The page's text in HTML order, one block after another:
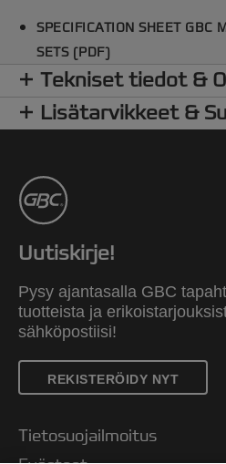
SPECIFICATION SHEET GBC
SETS (PDF)
Tekniset tiedot &
Lisätarvikkeet &
Uutiskirje!
Pysy ajantasalla GBC
tuotteista ja
sähköpostiisi!
REKISTERÖIDY NYT
Tietosuojailmoitus